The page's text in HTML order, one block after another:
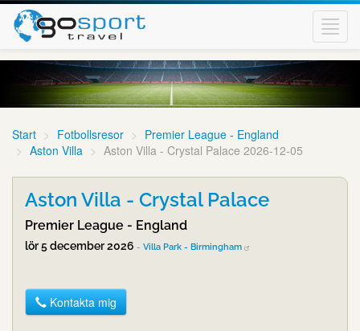
Start Fotbollsresor
Premier League - England
Aston Villa
Aston Villa - Crystal Palace 2026-12-05
Aston Villa - Crystal Palace
Premier League - England
lör 5 december 2026 - Villa Park - Birmingham
Kontakta mig